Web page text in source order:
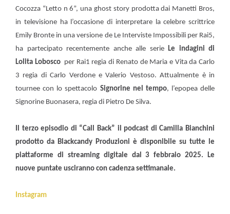
Cocozza “Letto n 6”, una ghost story prodotta dai Manetti Bros,
in televisione ha l’occasione di interpretare la celebre scrittrice
Emily Bronte in una versione de Le Interviste Impossibili per Rai5,
ha partecipato recentemente anche alle serie Le indagini di
Lolita Lobosco per Rai1 regia di Renato de Maria e Vita da Carlo
3 regia di Carlo Verdone e Valerio Vestoso. Attualmente è in
tournee con lo spettacolo Signorine nel tempo, l’epopea delle
Signorine Buonasera, regia di Pietro De Silva.
Il terzo episodio di “Call Back” il podcast di Camilla Bianchini
prodotto da Blackcandy Produzioni è disponibile su tutte le
piattaforme di streaming digitale dal 3 febbraio 2025. Le
nuove puntate usciranno con cadenza settimanale.
Instagram